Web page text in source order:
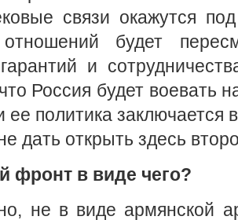
связи окажутся
будет
и
Россия будет воевать
ее политика заключается
дать открыть здесь
фронт в виде чего?
не в виде армянской